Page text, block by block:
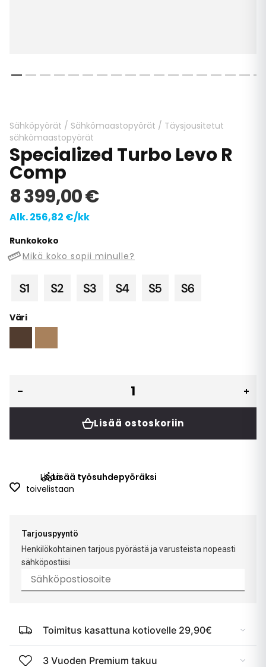
beginning
of
the
images
gallery
Sähköpyörät / Sähkömaastopyörät / Täysjousitetut
sähkömaastopyörät
Specialized Turbo Levo R
Comp
8 399,00 €
Alk. 256,82 €/kk
Runkokoko
Mikä koko sopii minulle?
Väri
Lisää ostoskoriin
Lisää
toivelistaan
Lisää työsuhdepyöräksi
Tarjouspyyntö
Henkilökohtainen tarjous pyörästä ja varusteista nopeasti
sähköpostiisi
Toimitus kasattuna kotiovelle 29,90€
3 Vuoden Premium takuu